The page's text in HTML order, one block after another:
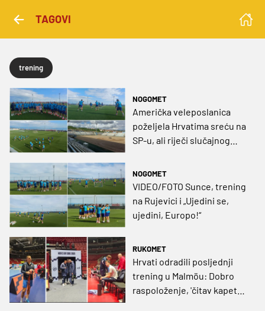
TAGOVI
trening
NOGOMET
Američka veleposlanica
poželjela Hrvatima sreću na
SP-u, ali riječi slučajnog
Luka! Naprijed Hrvatska!"
NOGOMET
VIDEO/FOTO Sunce, trening
na Rujevici i „Ujedini se,
ujedini, Europo!“
RUKOMET
Hrvati odradili posljednji
trening u Malmöu: Dobro
raspoloženje, 'čitav kapetan'